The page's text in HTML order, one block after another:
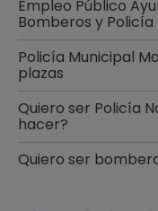
Empleo Público
Bomberos y Policía
Policía Municipal
plazas
Quiero ser Policía
hacer?
Quiero ser